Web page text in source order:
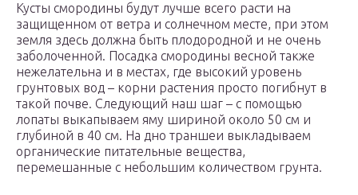
Кусты смородины будут лучше всего расти на
защищенном от ветра и солнечном месте, при этом
земля здесь должна быть плодородной и не очень
заболоченной. Посадка смородины весной также
нежелательна и в местах, где высокий уровень
грунтовых вод – корни растения просто погибнут в
такой почве. Следующий наш шаг – с помощью
лопаты выкапываем яму шириной около 50 см и
глубиной в 40 см. На дно траншеи выкладываем
органические питательные вещества,
перемешанные с небольшим количеством грунта.